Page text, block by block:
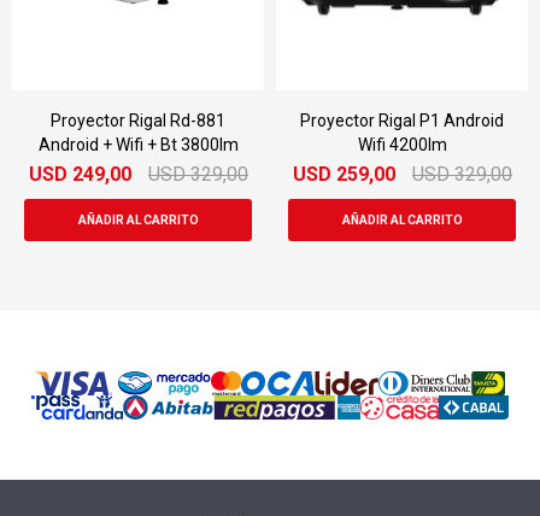
Proyector Rigal Rd-881
Android + Wifi + Bt 3800lm
USD 249,00 USD 329,00
Proyector Rigal P1 Android
Wifi 4200lm
USD 259,00 USD 329,00